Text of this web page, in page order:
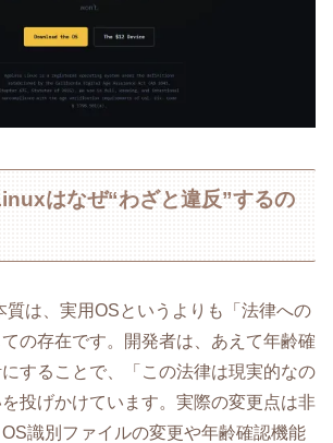
はなぜ“わざと違反”するの
質は、実用OSというよりも「法律への
の存在です。開発者は、あえて年齢確
することで、「この法律は現実的なの
投げかけています。実際の変更点は非
識別ファイルの変更や年齢確認機能